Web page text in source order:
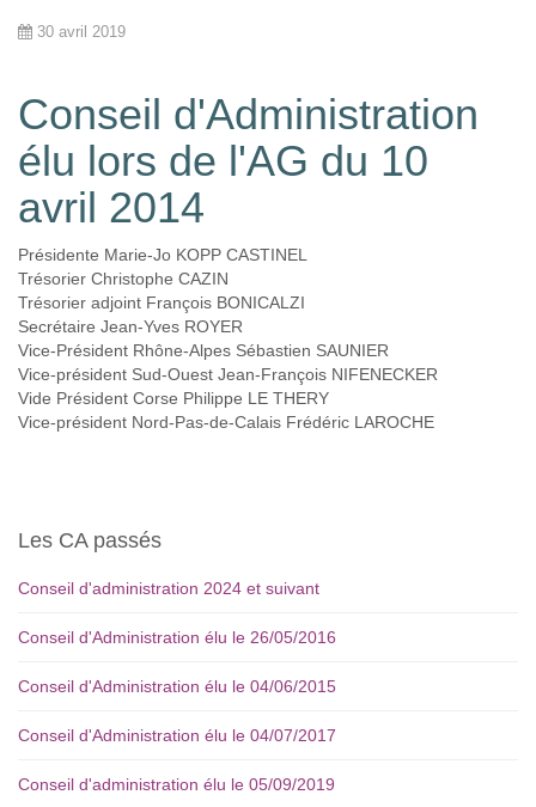
30 avril 2019
Conseil d'Administration
élu lors de l'AG du 10
avril 2014
Présidente Marie-Jo KOPP CASTINEL
Trésorier Christophe CAZIN
Trésorier adjoint François BONICALZI
Secrétaire Jean-Yves ROYER
Vice-Président Rhône-Alpes Sébastien SAUNIER
Vice-président Sud-Ouest Jean-François NIFENECKER
Vide Président Corse Philippe LE THERY
Vice-président Nord-Pas-de-Calais Frédéric LAROCHE
Les CA passés
Conseil d'administration 2024 et suivant
Conseil d'Administration élu le 26/05/2016
Conseil d'Administration élu le 04/06/2015
Conseil d'Administration élu le 04/07/2017
Conseil d'administration élu le 05/09/2019